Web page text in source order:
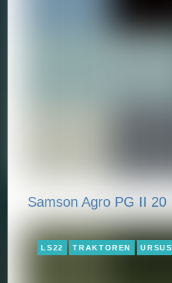
Samson Agro PG II 20
LS22 TRAKTOREN URSUS